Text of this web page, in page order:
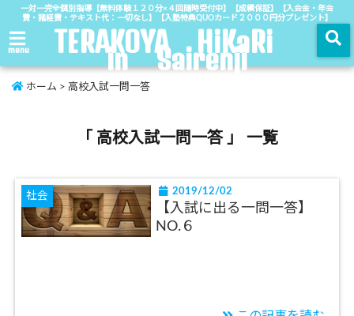
一対一完全個別指導【無料体験１２０分×４回随時受付中】【成績保証】【入会金・年会
費・諸経費・テキスト代：一切なし】【入塾特典QUOカード２０００円分プレゼント】
menu TERAKOYA HiKaRi
in Sairenji
ホーム > 高校入試一問一答
「 高校入試一問一答 」 一覧
社会 2019/12/02
【入試に出る一問一答】
NO.６